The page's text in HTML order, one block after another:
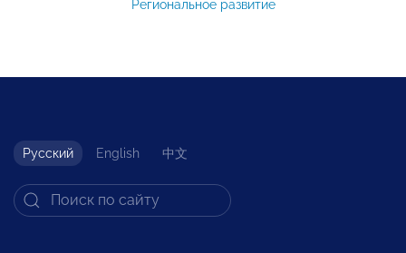
Региональное развитие
Русский English 中文